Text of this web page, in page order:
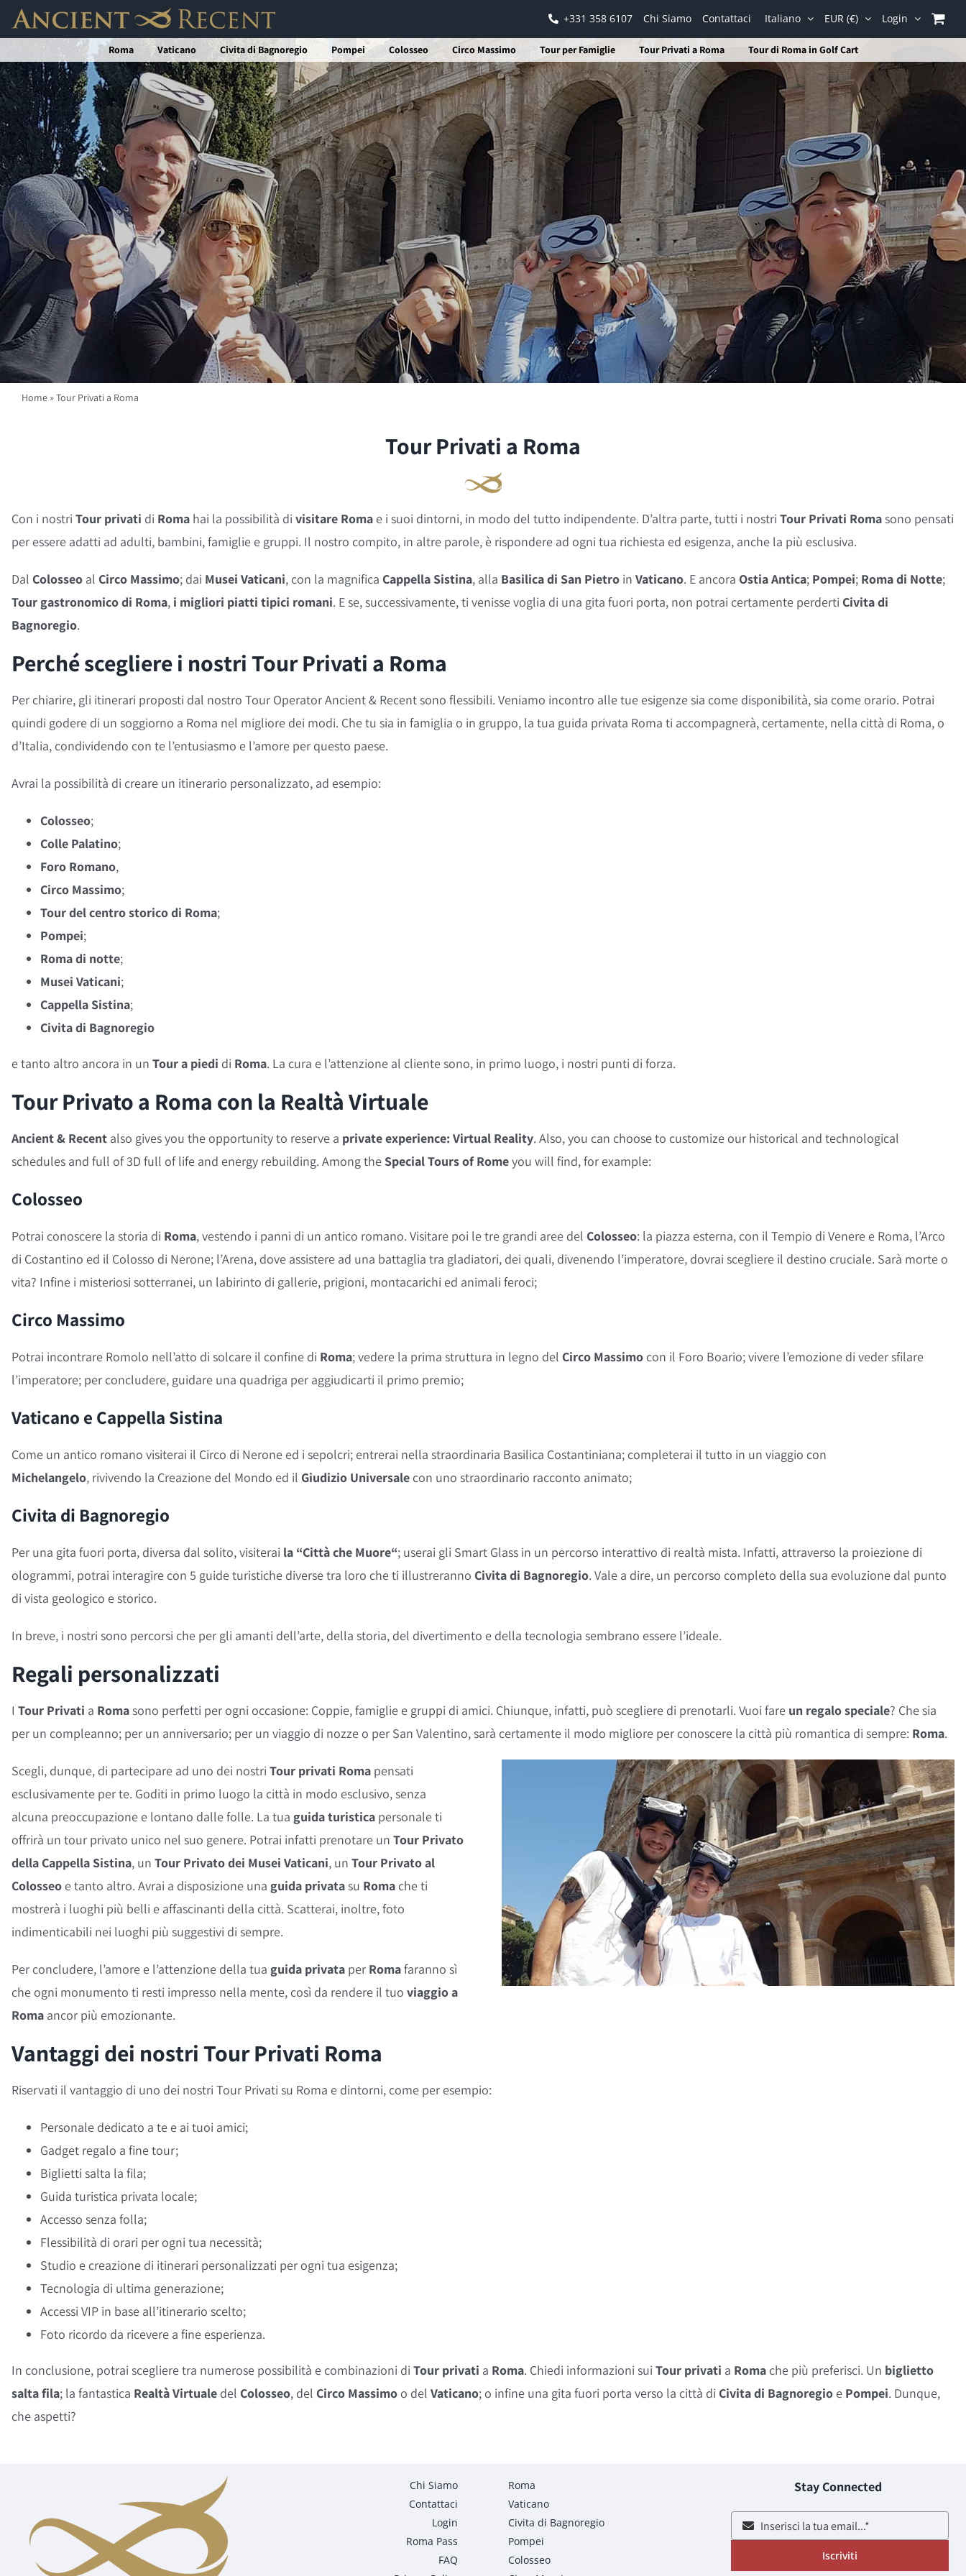
Salta
+331 358 6107 Chi Siamo Contattaci Italiano EUR (€) Login
Roma Vaticano Civita di Bagnoregio Pompei Colosseo Circo Massimo Tour per Famiglie Tour Privati a Roma Tour di Roma in Golf Cart
Home »Tour Privati a Roma
Tour Privati a Roma
Con i nostri Tour privati di Romahai la possibilità di visitare Romae i suoi dintorni, in modo del tutto indipendente. D’altra parte, tutti i nostri Tour Privati Romasono pensati
per essere adatti ad adulti, bambini, famiglie e gruppi. Il nostro compito, in altre parole, è rispondere ad ogni tua richiesta ed esigenza, anche la più esclusiva.
Dal Colosseoal Circo Massimo; dai Musei Vaticani, con la magnifica Cappella Sistina, alla Basilica di San Pietroin Vaticano. E ancora Ostia Antica; Pompei; Roma di Notte;
Tour gastronomico di Roma,i migliori piatti tipici romani. E se, successivamente, ti venisse voglia di una gita fuori porta, non potrai certamente perderti Civita di
Bagnoregio.
Perché scegliere i nostri Tour Privati a Roma
Per chiarire, gli itinerari proposti dal nostro Tour Operator Ancient & Recent sono flessibili. Veniamo incontro alle tue esigenze sia come disponibilità, sia come orario. Potrai
quindi godere di un soggiorno a Roma nel migliore dei modi. Che tu sia in famiglia o in gruppo, la tua guida privata Roma ti accompagnerà, certamente, nella città di Roma, o
d’Italia, condividendo con te l’entusiasmo e l’amore per questo paese.
Avrai la possibilità di creare un itinerario personalizzato, ad esempio:
Colosseo;
Colle Palatino;
Foro Romano,
Circo Massimo;
Tour del centro storico di Roma;
Pompei;
Roma di notte;
Musei Vaticani;
Cappella Sistina;
Civita di Bagnoregio
e tanto altro ancora in un Tour a piedi di Roma. La cura e l’attenzione al cliente sono, in primo luogo, i nostri punti di forza.
Tour Privato a Roma con la Realtà Virtuale
Ancient & Recentalso gives you the opportunity to reserve a private experience: Virtual Reality. Also, you can choose to customize our historical and technological
schedules and full of 3D full of life and energy rebuilding. Among the Special Tours of Romeyou will find, for example:
Colosseo
Potrai conoscere la storia di Roma, vestendo i panni di un antico romano. Visitare poi le tre grandi aree del Colosseo: la piazza esterna, con il Tempio di Venere e Roma, l’Arco
di Costantino ed il Colosso di Nerone; l’Arena, dove assistere ad una battaglia tra gladiatori, dei quali, divenendo l’imperatore, dovrai scegliere il destino cruciale. Sarà morte o
vita? Infine i misteriosi sotterranei, un labirinto di gallerie, prigioni, montacarichi ed animali feroci;
Circo Massimo
Potrai incontrare Romolo nell’atto di solcare il confine di Roma; vedere la prima struttura in legno del Circo Massimocon il Foro Boario; vivere l’emozione di veder sfilare
l’imperatore; per concludere, guidare una quadriga per aggiudicarti il primo premio;
Vaticano e Cappella Sistina
Come un antico romano visiterai il Circo di Nerone ed i sepolcri; entrerai nella straordinaria Basilica Costantiniana; completerai il tutto in un viaggio con
Michelangelo, rivivendo la Creazione del Mondo ed il Giudizio Universalecon uno straordinario racconto animato;
Civita di Bagnoregio
Per una gita fuori porta, diversa dal solito, visiterai la “Città che Muore“; userai gli Smart Glass in un percorso interattivo di realtà mista. Infatti, attraverso la proiezione di
ologrammi, potrai interagire con 5 guide turistiche diverse tra loro che ti illustreranno Civita di Bagnoregio. Vale a dire, un percorso completo della sua evoluzione dal punto
di vista geologico e storico.
In breve, i nostri sono percorsi che per gli amanti dell’arte, della storia, del divertimento e della tecnologia sembrano essere l’ideale.
Regali personalizzati
I Tour Privati a Romasono perfetti per ogni occasione: Coppie, famiglie e gruppi di amici. Chiunque, infatti, può scegliere di prenotarli. Vuoi fare un regalo speciale? Che sia
per un compleanno; per un anniversario; per un viaggio di nozze o per San Valentino, sarà certamente il modo migliore per conoscere la città più romantica di sempre: Roma.
Scegli, dunque, di partecipare ad uno dei nostri Tour privati Romapensati
esclusivamente per te. Goditi in primo luogo la città in modo esclusivo, senza
alcuna preoccupazione e lontano dalle folle. La tua guida turisticapersonale ti
offrirà un tour privato unico nel suo genere. Potrai infatti prenotare un Tour Privato
della Cappella Sistina, un Tour Privato dei Musei Vaticani, un Tour Privato al
Colosseoe tanto altro. Avrai a disposizione una guida privatasu Romache ti
mostrerà i luoghi più belli e affascinanti della città. Scatterai, inoltre, foto
indimenticabili nei luoghi più suggestivi di sempre.
Per concludere, l’amore e l’attenzione della tua guida privataper Romafaranno sì
che ogni monumento ti resti impresso nella mente, così da rendere il tuo viaggio a
Romaancor più emozionante.
Vantaggi dei nostri Tour Privati Roma
Riservati il vantaggio di uno dei nostri Tour Privati su Roma e dintorni, come per esempio:
Personale dedicato a te e ai tuoi amici;
Gadget regalo a fine tour;
Biglietti salta la fila;
Guida turistica privata locale;
Accesso senza folla;
Flessibilità di orari per ogni tua necessità;
Studio e creazione di itinerari personalizzati per ogni tua esigenza;
Tecnologia di ultima generazione;
Accessi VIP in base all’itinerario scelto;
Foto ricordo da ricevere a fine esperienza.
In conclusione, potrai scegliere tra numerose possibilità e combinazioni di Tour privati a Roma. Chiedi informazioni sui Tour privati a Romache più preferisci. Un biglietto
salta fila; la fantastica Realtà Virtualedel Colosseo, del Circo Massimoo del Vaticano; o infine una gita fuori porta verso la città di Civita di Bagnoregioe Pompei. Dunque,
che aspetti?
Chi Siamo
Contattaci
Login
Roma Pass
FAQ
Roma
Vaticano
Civita di Bagnoregio
Pompei
Colosseo
Stay Connected
Iscriviti